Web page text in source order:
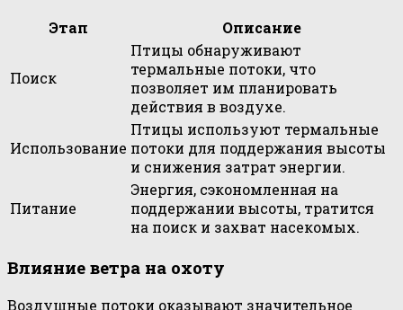
Этап
Описание
Поиск
Птицы обнаруживают
термальные потоки, что
позволяет им планировать
действия в воздухе.
Использование
Птицы используют термальные
потоки для поддержания высоты
и снижения затрат энергии.
Питание
Энергия, сэкономленная на
поддержании высоты, тратится
на поиск и захват насекомых.
Влияние ветра на охоту
Воздушные потоки оказывают значительное